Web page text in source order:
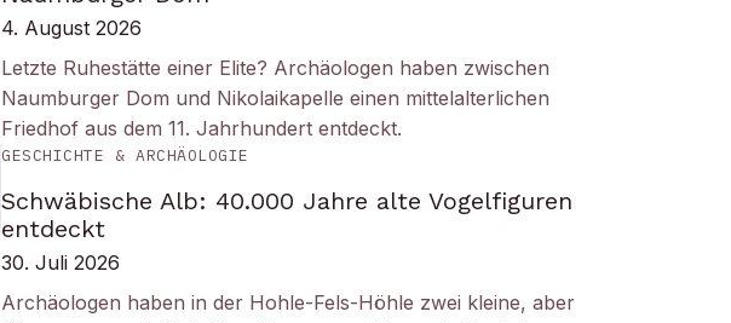
4. August 2026
Letzte Ruhestätte einer Elite? Archäologen haben zwischen
Naumburger Dom und Nikolaikapelle einen mittelalterlichen
Friedhof aus dem 11. Jahrhundert entdeckt.
GESCHICHTE & ARCHÄOLOGIE
Schwäbische Alb: 40.000 Jahre alte Vogelfiguren
entdeckt
30. Juli 2026
Archäologen haben in der Hohle-Fels-Höhle zwei kleine, aber